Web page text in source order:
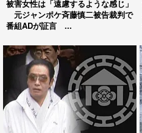
被害女性は「遠慮するような感じ」
元ジャンポケ斉藤慎二被告裁判で
番組ADが証言 ...